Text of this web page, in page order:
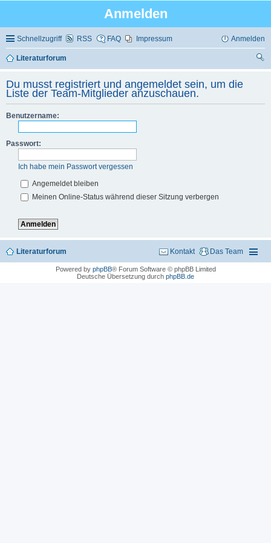
Anmelden
Schnellzugriff RSS FAQ Impressum Anmelden
Literaturforum
Du musst registriert und angemeldet sein, um die
Liste der Team-Mitglieder anzuschauen.
Benutzername:
Passwort:
Ich habe mein Passwort vergessen
Angemeldet bleiben
Meinen Online-Status während dieser Sitzung verbergen
Literaturforum Das Team
Kontakt
Powered by phpBB® Forum Software © phpBB Limited
Deutsche Übersetzung durch phpBB.de